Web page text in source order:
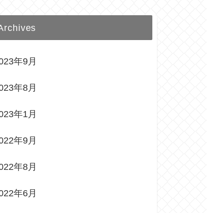
年9月
年8月
年1月
年9月
年8月
年6月